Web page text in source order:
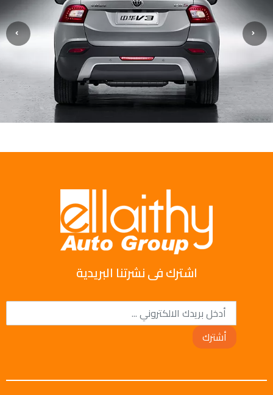
اشترك فى نشرتنا البريدية
أشترك